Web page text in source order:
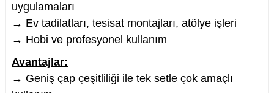
uygulamaları
→ Ev tadilatları, tesisat montajları, atölye işleri
→ Hobi ve profesyonel kullanım
Avantajlar:
→ Geniş çap çeşitliliği ile tek setle çok amaçlı